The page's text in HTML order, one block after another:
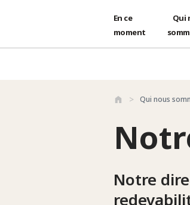
En ce
moment
Qui
Qui nous
Notre